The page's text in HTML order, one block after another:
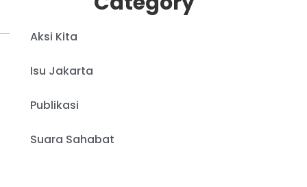
Aksi Kita
Isu Jakarta
Publikasi
Suara Sahabat